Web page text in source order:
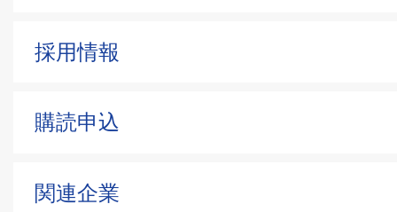
採用情報
購読申込
関連企業